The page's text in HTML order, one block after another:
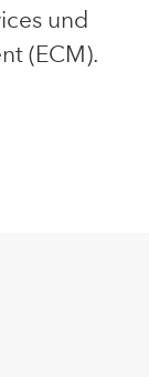
und
(ECM).